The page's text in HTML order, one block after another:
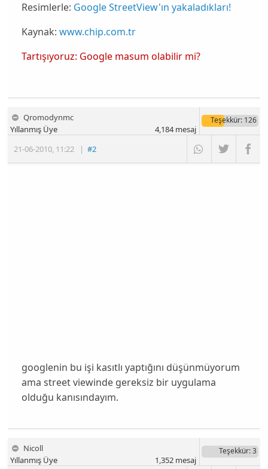
Resimlerle: Google StreetView'ın yakaladıkları!
Kaynak: www.chip.com.tr
Tartışıyoruz: Google masum olabilir mi?
Qromodynmc
21-06-2010, 11:22 |#2
Yıllanmış Üye
Teşekkür: 126
4,184mesaj
googlenin bu işi kasıtlı yaptığını düşünmüyorum
ama street viewinde gereksiz bir uygulama
olduğu kanısındayım.
Nicoll
Yıllanmış Üye
Teşekkür: 3
1,352mesaj